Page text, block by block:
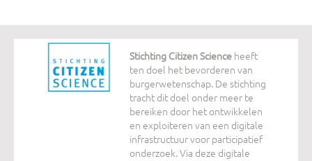
Stichting Citizen Scienceheeft
ten doel het bevorderen van
burgerwetenschap. De stichting
tracht dit doel onder meer te
bereiken door het ontwikkelen
en exploiteren van een digitale
infrastructuur voor participatief
onderzoek. Via deze digitale